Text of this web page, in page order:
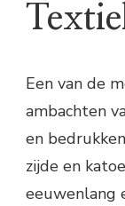
Een van de
ambachten
en
zijde en
eeuwenlang